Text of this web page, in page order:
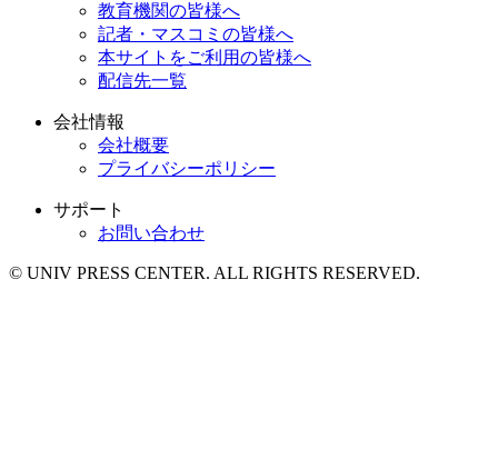
教育機関の皆様へ
記者・マスコミの皆様へ
本サイトをご利用の皆様へ
配信先一覧
会社情報
会社概要
プライバシーポリシー
サポート
お問い合わせ
© UNIV PRESS CENTER. ALL RIGHTS RESERVED.